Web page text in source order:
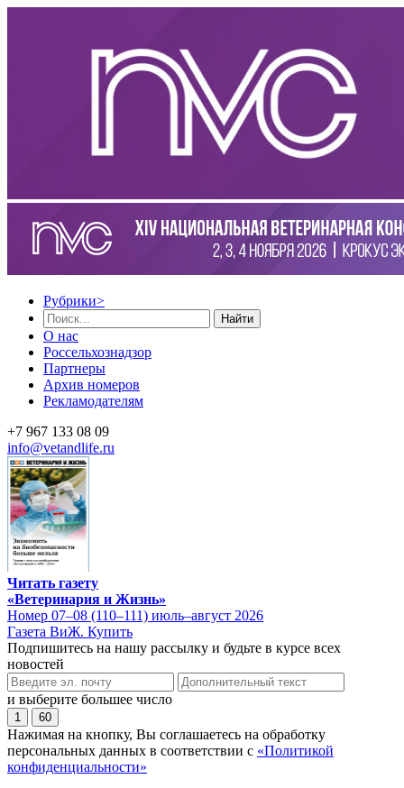
Рубрики>
Найти
О нас
Россельхознадзор
Партнеры
Архив номеров
Рекламодателям
+7 967 133 08 09
info@vetandlife.ru
Читать газету
«Ветеринария и Жизнь»
Номер 07–08 (110–111) июль–август 2026
Газета ВиЖ. Купить
Подпишитесь на нашу рассылку и будьте в курсе всех
новостей
и выберите большее число
1 60
Нажимая на кнопку, Вы соглашаетесь на обработку
персональных данных в соответствии с «Политикой
конфиденциальности»